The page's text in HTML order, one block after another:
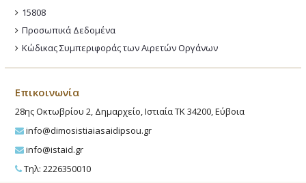
15808
Προσωπικά Δεδομένα
Κώδικας Συμπεριφοράς των Αιρετών Οργάνων
Επικοινωνία
28ης Οκτωβρίου 2, Δημαρχείο, Ιστιαία ΤΚ 34200, Εύβοια
info@dimosistiaiasaidipsou.gr
info@istaid.gr
Τηλ: 2226350010